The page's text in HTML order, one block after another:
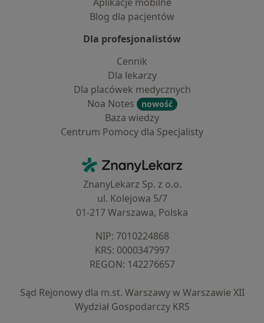
Blog dla pacjentów
Dla profesjonalistów
Cennik
Dla lekarzy
Dla placówek medycznych
Noa Notes
nowość
Baza wiedzy
Centrum Pomocy dla Specjalisty
ZnanyLekarz - Strona główna
ZnanyLekarz Sp. z o.o.
ul. Kolejowa 5/7
01-217 Warszawa, Polska
NIP: ⁠7010224868
KRS: ⁠0000347997
REGON: ⁠142276657
Sąd Rejonowy dla m.st. Warszawy w Warszawie XII
Wydział Gospodarczy KRS